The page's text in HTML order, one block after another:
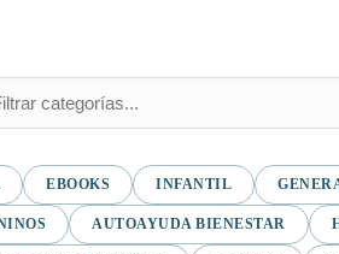
EBOOKS INFANTIL
AUTOAYUDA BIENESTAR